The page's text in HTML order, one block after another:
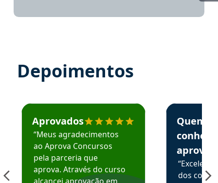
Depoimentos
Estudante José recomenda o Aprova Concursos em
Aprovados
“Meus agradecimentos
ao Aprova Concursos
pela parceria que
aprova. Através do curso
Estudante
Quem
aprova
dos